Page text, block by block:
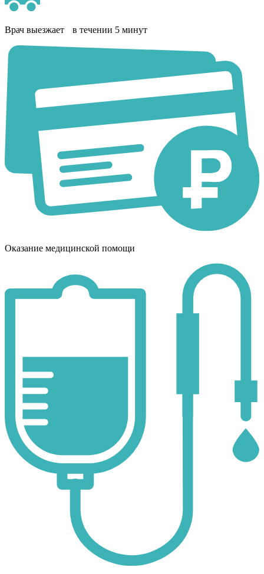
Врач выезжает в течении 5 минут
Оказание медицинской помощи